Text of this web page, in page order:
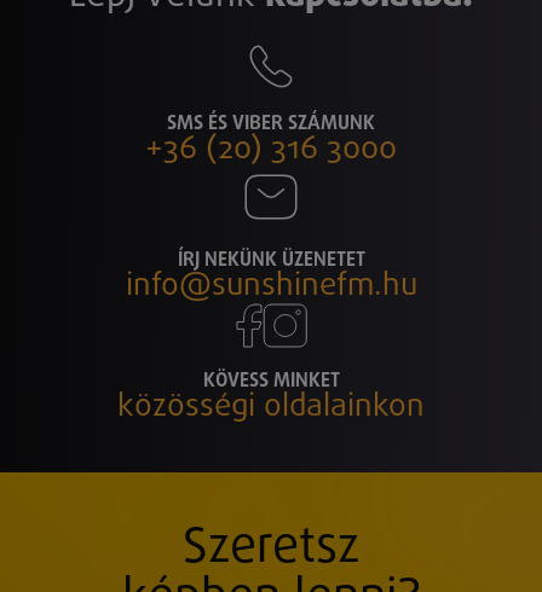
SMS ÉS VIBER SZÁMUNK
+36 (20) 316 3000
ÍRJ NEKÜNK ÜZENETET
info@sunshinefm.hu
KÖVESS MINKET
közösségi oldalainkon
Szeretsz